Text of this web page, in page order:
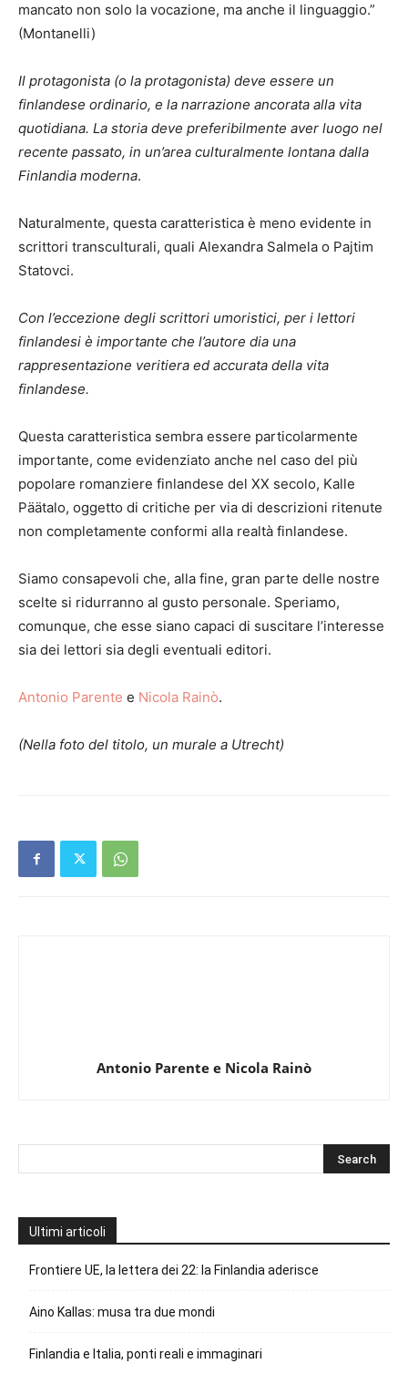
mancato non solo la vocazione, ma anche il linguaggio.”
(Montanelli)
Il protagonista (o la protagonista) deve essere un
finlandese ordinario, e la narrazione ancorata alla vita
quotidiana. La storia deve preferibilmente aver luogo nel
recente passato, in un’area culturalmente lontana dalla
Finlandia moderna.
Naturalmente, questa caratteristica è meno evidente in
scrittori transculturali, quali Alexandra Salmela o Pajtim
Statovci.
Con l’eccezione degli scrittori umoristici, per i lettori
finlandesi è importante che l’autore dia una
rappresentazione veritiera ed accurata della vita
finlandese.
Questa caratteristica sembra essere particolarmente
importante, come evidenziato anche nel caso del più
popolare romanziere finlandese del XX secolo, Kalle
Päätalo, oggetto di critiche per via di descrizioni ritenute
non completamente conformi alla realtà finlandese.
Siamo consapevoli che, alla fine, gran parte delle nostre
scelte si ridurranno al gusto personale. Speriamo,
comunque, che esse siano capaci di suscitare l’interesse
sia dei lettori sia degli eventuali editori.
Antonio Parente e Nicola Rainò.
(Nella foto del titolo, un murale a Utrecht)
Antonio Parente e Nicola Rainò
Ultimi articoli
Frontiere UE, la lettera dei 22: la Finlandia aderisce
Aino Kallas: musa tra due mondi
Finlandia e Italia, ponti reali e immaginari